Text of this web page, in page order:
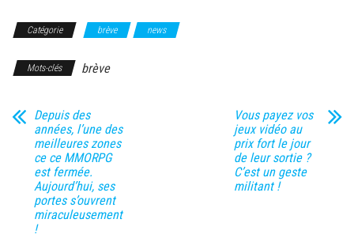
Catégorie brève news
Mots-clés brève
Depuis des
années, l’une des
meilleures zones
ce ce MMORPG
est fermée.
Aujourd’hui, ses
portes s’ouvrent
miraculeusement
!
Vous payez vos
jeux vidéo au
prix fort le jour
de leur sortie ?
C’est un geste
militant !